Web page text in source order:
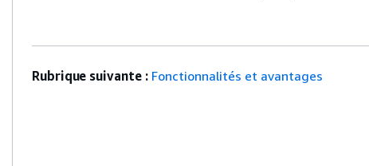
Rubrique suivante : Fonctionnalités et avantages